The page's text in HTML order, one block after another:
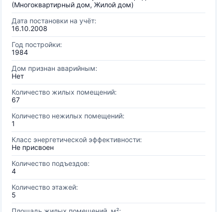
(Многоквартирный дом, Жилой дом)
Дата постановки на учёт:
16.10.2008
Год постройки:
1984
Дом признан аварийным:
Нет
Количество жилых помещений:
67
Количество нежилых помещений:
1
Класс энергетической эффективности:
Не присвоен
Количество подъездов:
4
Количество этажей:
5